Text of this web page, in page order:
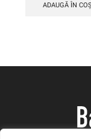
ADAUGĂ ÎN COȘ